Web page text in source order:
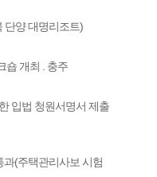
단양 대명리조트)
숍 개최 . 충주
입법 청원서명서 제출
(주택관리사보 시험